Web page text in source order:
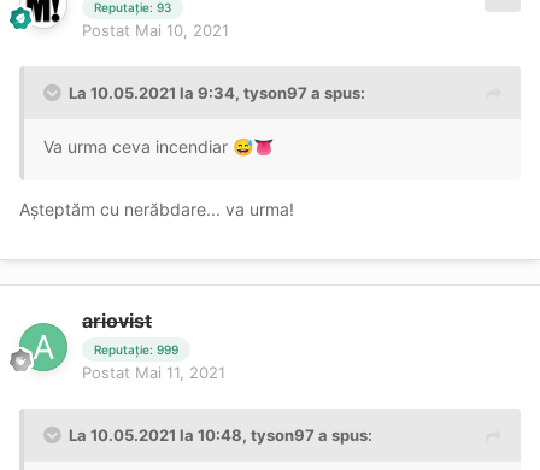
Reputație: 93
Postat Mai 10, 2021
La 10.05.2021 la 9:34, tyson97 a spus:
Va urma ceva incendiar 😅👅
Așteptăm cu nerăbdare... va urma!
ariovist
Reputație: 999
Postat Mai 11, 2021
La 10.05.2021 la 10:48, tyson97 a spus: